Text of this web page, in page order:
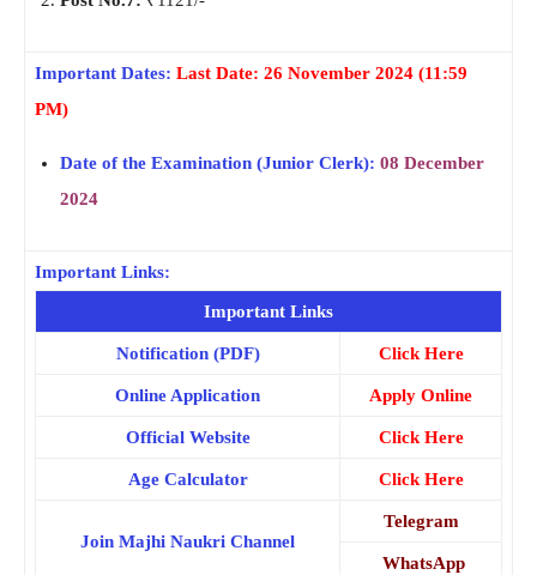
Important Dates: Last Date: 26 November 2024 (11:59
PM)
Date of the Examination (Junior Clerk): 08 December
2024
Important Links:
Important Links
Notification (PDF) Click Here
Online Application Apply Online
Official Website Click Here
Age Calculator Click Here
Join Majhi Naukri Channel
Telegram
WhatsApp